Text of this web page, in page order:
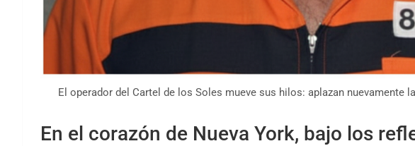
El operador del Cartel de los Soles mueve sus hilos: aplazan nuevamente
En el corazón de Nueva York, bajo los